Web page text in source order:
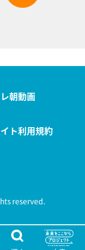
朝動画
ト利用規約
reserved.